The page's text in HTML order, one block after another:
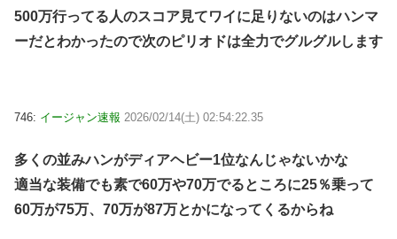
500万行ってる人のスコア見てワイに足りないのはハンマ
ーだとわかったので次のピリオドは全力でグルグルします
746: イージャン速報 2026/02/14(土) 02:54:22.35
多くの並みハンがディアヘビー1位なんじゃないかな
適当な装備でも素で60万や70万でるところに25％乗って
60万が75万、70万が87万とかになってくるからね